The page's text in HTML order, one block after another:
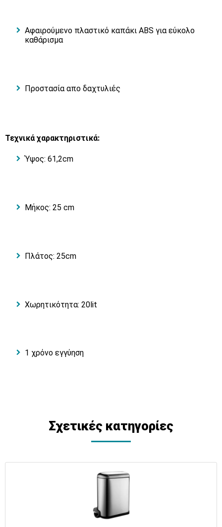
Αφαιρούμενο πλαστικό καπάκι ABS για εύκολο
καθάρισμα
Προστασία απο δαχτυλιές
Τεχνικά χαρακτηριστικά:
Ύψος: 61,2cm
Μήκος: 25 cm
Πλάτος: 25cm
Xωρητικότητα: 20lit
1 χρόνο εγγύηση
Σχετικές κατηγορίες